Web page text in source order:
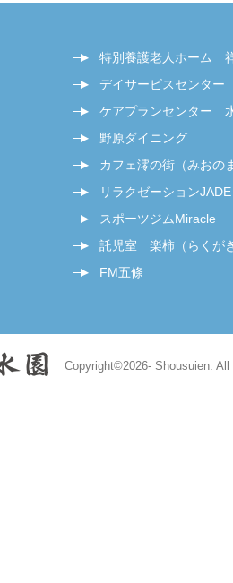
特別養護老人ホーム
デイサービスセンタ
ケアプランセンター
野原ダイニング
カフェ澪の街（みおの
リラクゼーションJADE
スポーツジムMiracle
託児室 楽柿（らくが
FM五條
Copyright©2026- Shousuien.